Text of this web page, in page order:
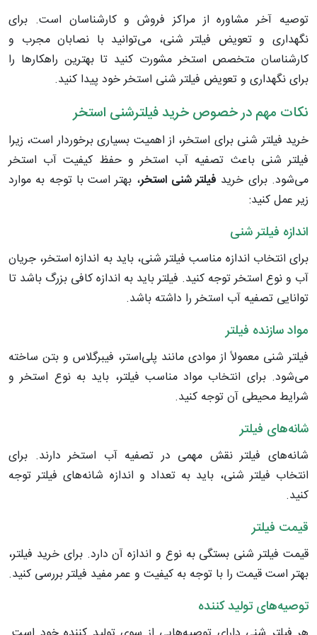
توصیه آخر مشاوره از مراکز فروش و کارشناسان است. برای
نگهداری و تعویض فیلتر شنی، می‌توانید با نصابان مجرب و
کارشناسان متخصص استخر مشورت کنید تا بهترین راهکارها را
برای نگهداری و تعویض فیلتر شنی استخر خود پیدا کنید.
نکات مهم در خصوص خرید فیلترشنی استخر
خرید فیلتر شنی برای استخر، از اهمیت بسیاری برخوردار است، زیرا
فیلتر شنی باعث تصفیه آب استخر و حفظ کیفیت آب استخر
می‌شود. برای خرید فیلتر شنی استخر، بهتر است با توجه به موارد
زیر عمل کنید:
اندازه فیلتر شنی
برای انتخاب اندازه مناسب فیلتر شنی، باید به اندازه استخر، جریان
آب و نوع استخر توجه کنید. فیلتر باید به اندازه کافی بزرگ باشد تا
توانایی تصفیه آب استخر را داشته باشد.
مواد سازنده فیلتر
فیلتر شنی معمولاً از موادی مانند پلی‌استر، فیبرگلاس و بتن ساخته
می‌شود. برای انتخاب مواد مناسب فیلتر، باید به نوع استخر و
شرایط محیطی آن توجه کنید.
شانه‌های فیلتر
شانه‌های فیلتر نقش مهمی در تصفیه آب استخر دارند. برای
انتخاب فیلتر شنی، باید به تعداد و اندازه شانه‌های فیلتر توجه
کنید.
قیمت فیلتر
قیمت فیلتر شنی بستگی به نوع و اندازه آن دارد. برای خرید فیلتر،
بهتر است قیمت را با توجه به کیفیت و عمر مفید فیلتر بررسی کنید.
توصیه‌های تولید کننده